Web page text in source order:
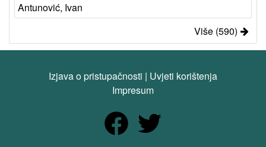
Antunović, Ivan
Više (590)
Izjava o pristupačnosti | Uvjeti korištenja
Impresum